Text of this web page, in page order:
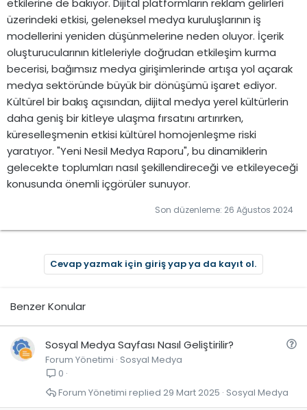
üzerindeki etkisi, geleneksel medya kuruluşlarının iş
modellerini yeniden düşünmelerine neden oluyor. İçerik
oluşturucularının kitleleriyle doğrudan etkileşim kurma
becerisi, bağımsız medya girişimlerinde artışa yol açarak
medya sektöründe büyük bir dönüşümü işaret ediyor.
Kültürel bir bakış açısından, dijital medya yerel kültürlerin
daha geniş bir kitleye ulaşma fırsatını artırırken,
küreselleşmenin etkisi kültürel homojenleşme riski
yaratıyor. "Yeni Nesil Medya Raporu", bu dinamiklerin
gelecekte toplumları nasıl şekillendireceği ve etkileyeceği
konusunda önemli içgörüler sunuyor.
Son düzenleme: 26 Ağustos 2024
Cevap yazmak için giriş yap ya da kayıt ol.
Benzer Konular
S
Sosyal Medya Sayfası Nasıl Geliştirilir?
Forum Yönetimi Sosyal Medya
0
Sosyal Medya
29 Mart 2025
Forum Yönetimi